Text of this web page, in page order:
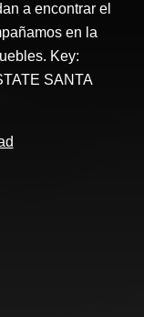
a encontrar el
en la
Key:
SANTA